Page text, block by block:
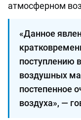
атмосферном
«Данное
поступлению
воздушных
постепенное
воздуха», —